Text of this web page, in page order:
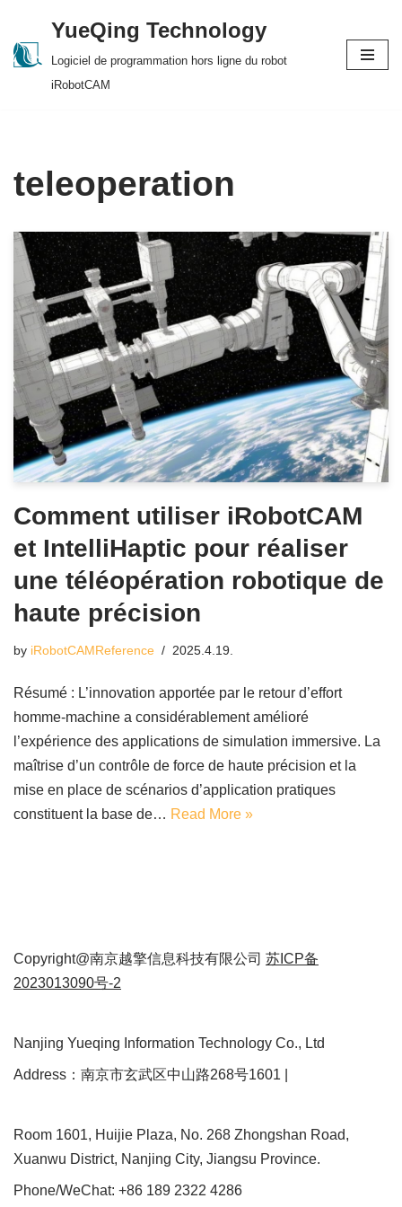
Skip
YueQing Technology
Logiciel de programmation hors ligne du robot
iRobotCAM
teleoperation
Comment utiliser iRobotCAM
et IntelliHaptic pour réaliser
une téléopération robotique de
haute précision
by iRobotCAMReference 2025.4.19.
Résumé : L’innovation apportée par le retour d’effort
homme-machine a considérablement amélioré
l’expérience des applications de simulation immersive. La
maîtrise d’un contrôle de force de haute précision et la
mise en place de scénarios d’application pratiques
constituent la base de… Read More »
Copyright@南京越擎信息科技有限公司 苏ICP备
2023013090号-2
Nanjing Yueqing Information Technology Co., Ltd
Address：南京市玄武区中山路268号1601 |
Room 1601, Huijie Plaza, No. 268 Zhongshan Road,
Xuanwu District, Nanjing City, Jiangsu Province.
Phone/WeChat: +86 189 2322 4286